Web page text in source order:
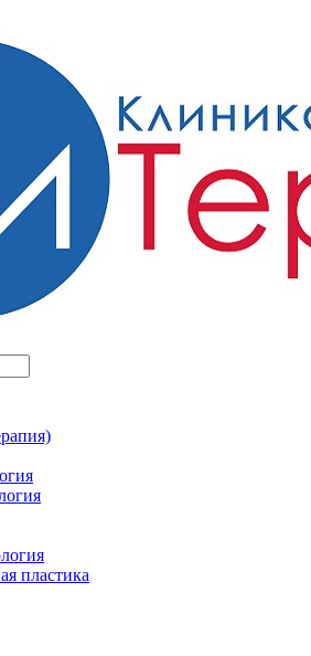
пластика